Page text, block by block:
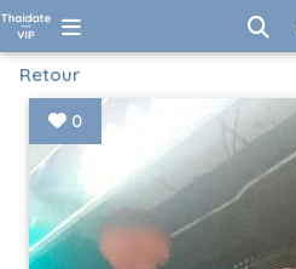
Retour
0